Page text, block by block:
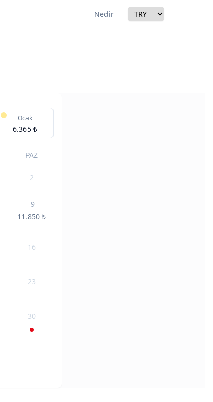
Nedir Currency
Ocak
6.365 ₺
PAZ
2
9
11.850₺
16
23
30